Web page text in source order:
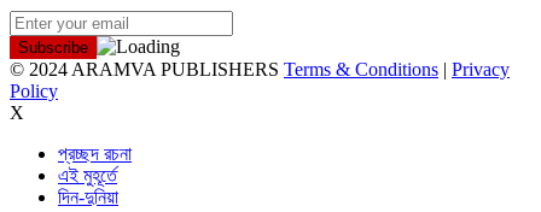
© 2024 ARAMVA PUBLISHERS Terms & Conditions | Privacy
Policy
X
প্রচ্ছদ রচনা
এই মুহূর্তে
দিন-দুনিয়া